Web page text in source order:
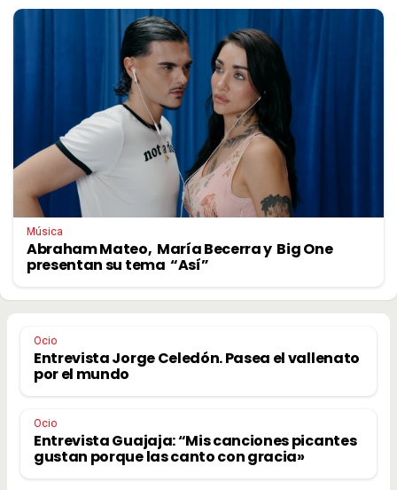
Música
Abraham Mateo, María Becerra y Big One
presentan su tema “Así”
Ocio
Entrevista Jorge Celedón. Pasea el vallenato
por el mundo
Ocio
Entrevista Guajaja: “Mis canciones picantes
gustan porque las canto con gracia»